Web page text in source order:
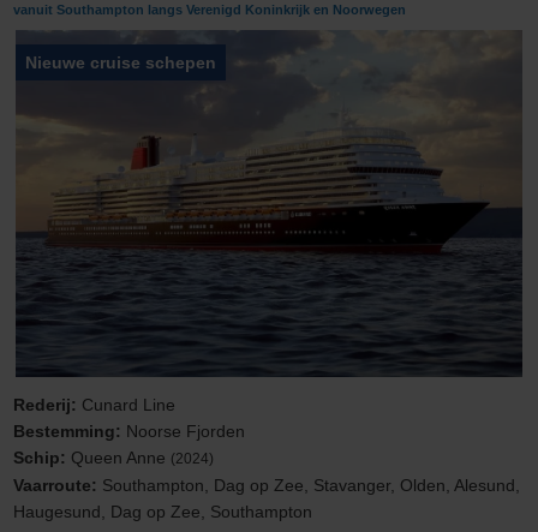
vanuit Southampton langs Verenigd Koninkrijk en Noorwegen
Nieuwe cruise schepen
Rederij: Cunard Line
Bestemming: Noorse Fjorden
Schip: Queen Anne (2024)
Vaarroute: Southampton, Dag op Zee, Stavanger, Olden, Alesund,
Haugesund, Dag op Zee, Southampton